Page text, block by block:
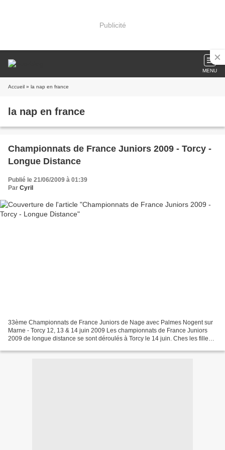
Publicité
MENU
Accueil » la nap en france
la nap en france
Championnats de France Juniors 2009 - Torcy -
Longue Distance
Publié le 21/06/2009 à 01:39
Par Cyril
33ème Championnats de France Juniors de Nage avec Palmes Nogent sur
Marne - Torcy 12, 13 & 14 juin 2009 Les championnats de France Juniors
2009 de longue distance se sont déroulés à Torcy le 14 juin. Ches les filles,